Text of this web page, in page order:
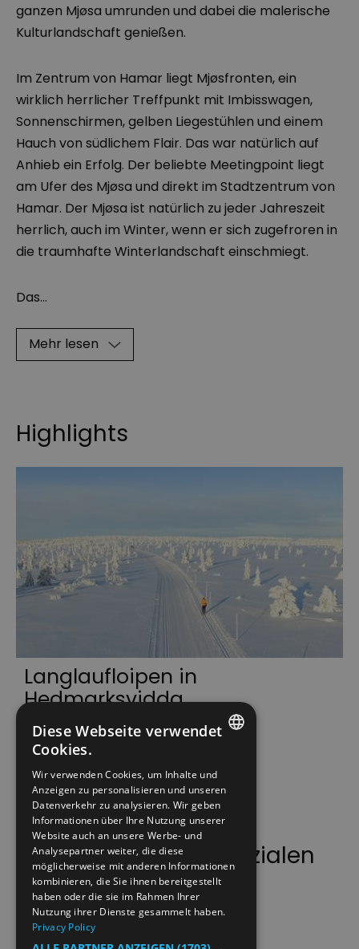
ganzen Mjøsa umrunden und dabei die malerische
Kulturlandschaft genießen.
Im Zentrum von Hamar liegt Mjøsfronten, ein
wirklich herrlicher Treffpunkt mit Imbisswagen,
Sonnenschirmen, gelben Liegestühlen und einem
Hauch von südlichem Flair. Das war natürlich auf
Anhieb ein Erfolg. Der beliebte Meetingpoint liegt
am Ufer des Mjøsa und direkt im Stadtzentrum von
Hamar. Der Mjøsa ist natürlich zu jeder Jahreszeit
herrlich, auch im Winter, wenn er sich zugefroren in
die traumhafte Winterlandschaft einschmiegt.
Das...
Mehr lesen
Highlights
Langlaufloipen in
Hedmarksvidda
300 km Langlaufloipe
Folgen Sie uns auf sozialen
Medien
NORWEGIAN
GERMAN
Diese Webseite verwendet
Cookies.
Wir verwenden Cookies, um Inhalte und
Anzeigen zu personalisieren und unseren
Datenverkehr zu analysieren. Wir geben
Informationen über Ihre Nutzung unserer
Website auch an unsere Werbe- und
Analysepartner weiter, die diese
möglicherweise mit anderen Informationen
kombinieren, die Sie ihnen bereitgestellt
haben oder die sie im Rahmen Ihrer
Nutzung ihrer Dienste gesammelt haben.
Privacy Policy